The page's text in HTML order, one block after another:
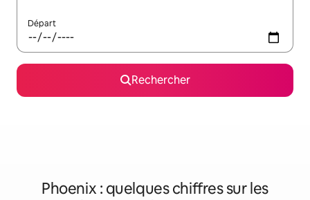
Départ
Rechercher
Phoenix : quelques chiffres sur les